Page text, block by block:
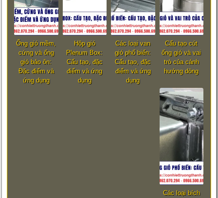
Ống gió mềm,
cứng và ống
gió bảo ôn:
Đặc điểm và
ứng dụng
Hộp gió
Plenum Box:
Cấu tạo, đặc
điểm và ứng
dụng
Các loại van
gió phổ biến:
Cấu tạo, đặc
điểm và ứng
dụng
Cấu tạo cút
ống gió và vai
trò của cánh
hướng dòng
Các loại bích